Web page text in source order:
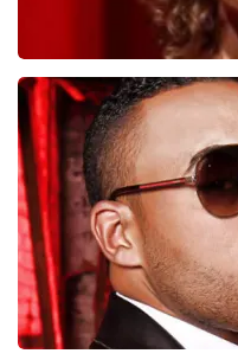
Esther van der
546laatste 30 minuten
BESTEL NU